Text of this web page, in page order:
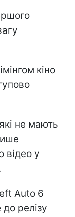
кіно
не мають
відео у
Auto 6
релізу